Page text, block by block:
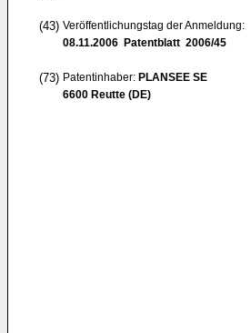
(43) Veröffentlichungstag der Anmeldung:
08.11.2006 Patentblatt 2006/45
(73) Patentinhaber: PLANSEE SE
6600 Reutte (DE)